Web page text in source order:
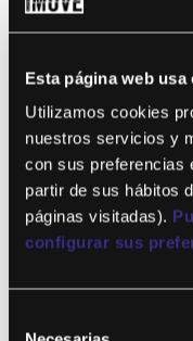
Esta página web usa
Utilizamos cookies
nuestros servicios y
con sus preferencias
partir de sus hábitos
páginas visitadas).
configurar sus
porPaula Larios|Dic 9,
Este contenido es para
¿Ya eres miembro?